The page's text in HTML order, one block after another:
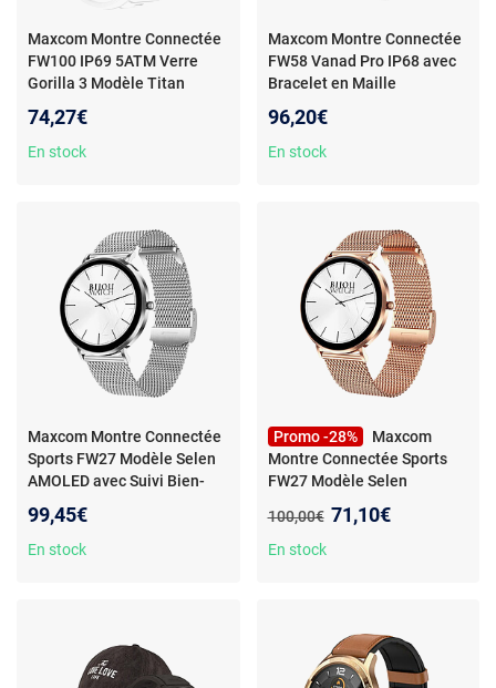
Maxcom Montre Connectée
FW100 IP69 5ATM Verre
Gorilla 3 Modèle Titan
74,27€
En stock
Maxcom Montre Connectée
FW58 Vanad Pro IP68 avec
Bracelet en Maille
96,20€
En stock
Maxcom Montre Connectée
Sports FW27 Modèle Selen
AMOLED avec Suivi Bien-
99,45€
En stock
Promo -28%
Maxcom
Montre Connectée Sports
FW27 Modèle Selen
Être Doré / marron
Ancien prix :
100,00€ Nouveau prix :
71,10€
En stock